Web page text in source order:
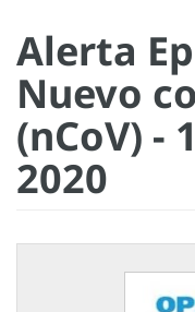
Alerta
Nuevo
(nCoV) -
2020